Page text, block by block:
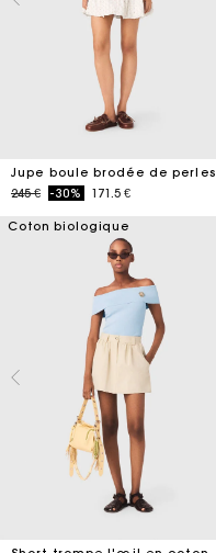
Jupe boule brodée de perles
Price reduced from
245 €to-30% 171.5 €
Coton biologique